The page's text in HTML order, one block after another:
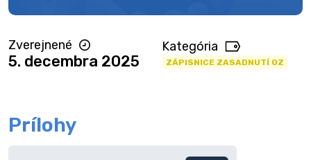
Zverejnené
5. decembra 2025
Kategória
ZÁPISNICE ZASADNUTÍ OZ
Prílohy